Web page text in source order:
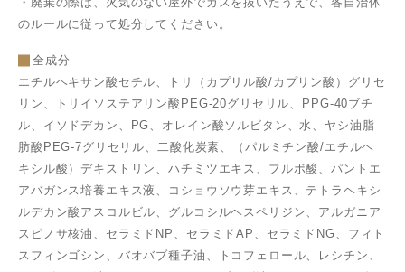
のルールに従って処分してください。
全成分
エチルヘキサン酸セチル、トリ（カプリル酸/カプリン酸）グリセ
リン、トリイソステアリン酸PEG-20グリセリル、PPG-40ブチ
ル、イソドデカン、PG、オレイン酸ソルビタン、水、ヤシ油脂
肪酸PEG-7グリセリル、二酸化炭素、（パルミチン酸/エチルヘ
キシル酸）デキストリン、ハチミツエキス、フルボ酸、パントエ
アバガンス培養エキス液、コショウソウ芽エキス、テトラヘキシ
ルデカン酸アスコルビル、グルコシルヘスペリジン、アルガニア
スピノサ核油、セラミドNP、セラミドAP、セラミドNG、フィト
スフィンゴシン、バオバブ種子油、トコフェロール、レシチン、